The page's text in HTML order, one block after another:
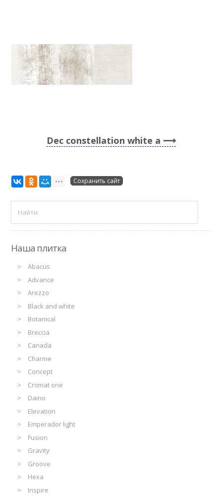
Dec constellation white a
Сохранить сайт
Наша плитка
Abacus
Advance
Arezzo
Black and white
Botanical
Breccia
Canada
Charme
Concept
Cromat one
Daino
Elevation
Emperador light
Fusion
Gravity
Groove
Hexa
Inspire